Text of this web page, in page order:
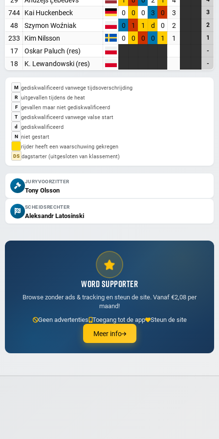
744 Kai Huckenbeck 0 0 0 3 0 3 3
48 Szymon Woźniak 0 1 1 d 0 2 2
233 Kim Nilsson 0 0 0 0 1 1 1
17 Oskar Paluch (res) -
18 K. Lewandowski (res) -
M gediskwalificeerd vanwege tijdsoverschrijding
R uitgevallen tijdens de heat
F gevallen maar niet gediskwalificeerd
T gediskwalificeerd vanwege valse start
d gediskwalificeerd
N niet gestart
rijder heeft een waarschuwing gekregen
DS dagstarter (uitgesloten van klassement)
JURYVOORZITTER
Tony Olsson
SCHEIDSRECHTER
Aleksandr Latosinski
WORD SUPPORTER
Browse zonder ads & tracking en steun de site. Vanaf €2,08 per
maand!
Geen advertenties Toegang tot de app Steun de site
Meer info
Maak een gratis account aan
Word Supporter, zonder advertenties & tracking
Steun de site